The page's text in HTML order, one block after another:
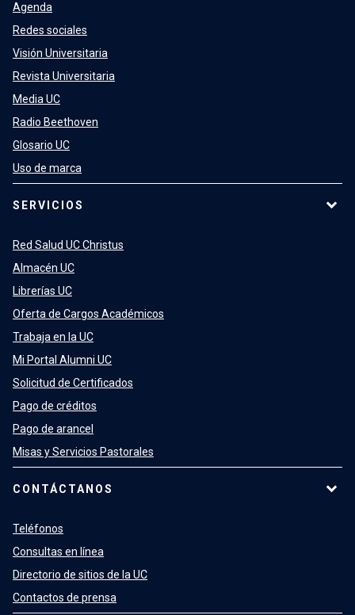
Agenda
Redes sociales
Visión Universitaria
Revista Universitaria
Media UC
Radio Beethoven
Glosario UC
Uso de marca
SERVICIOS
Red Salud UC Christus
Almacén UC
Librerías UC
Oferta de Cargos Académicos
Trabaja en la UC
Mi Portal Alumni UC
Solicitud de Certificados
Pago de créditos
Pago de arancel
Misas y Servicios Pastorales
CONTÁCTANOS
Teléfonos
Consultas en línea
Directorio de sitios de la UC
Contactos de prensa